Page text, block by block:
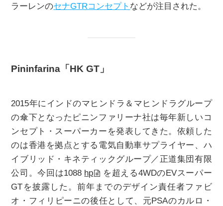
ラーレンのセナGTRコンセプト などが注目された。
Pininfarina「HK GT」
2015年にインドのマヒンドラ＆マヒンドラグループ
の傘下となったピニンファリーナ社は毎年新しいコ
ンセプト・スーパーカーを発表してきた。依頼した
のは香港を拠点とする電気自動車サプライヤー、ハ
イブリッド・キネティックグループ／正道集団有限
公司。今回は1088 hp
を超える4WDのEVスーパー
GTを披露した。前年までのデザイン責任者ファビ
オ・フィリピーニの後任として、元PSAのカルロ・